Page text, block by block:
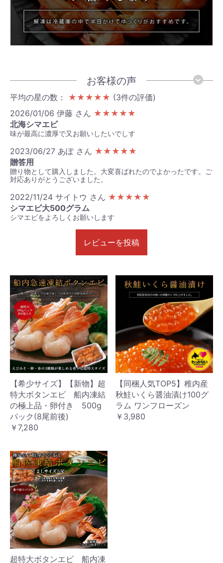
お客様の声
平均の星の数： ★★★★★ (3件の評価)
2026/01/06 伊藤 さん ★★★★★
北海シマエビ
味が最高に濃厚で又お願いしたいでしす
2023/06/27 あぽ さん ★★★★★
贈答用
贈り物として購入しました。大変喜ばれたのでよかったです。ご
対応ありがとうございました。
2022/11/24 サイトウ さん ★★★★★
シマエビ大500グラム
シマエビをよろしくお願いします
レビューを投稿
【希少サイズ】【新物】超
特大ボタンエビ 船内凍結
の極上品・卵付き 500g
パック(8尾前後)
￥7,280
【同梱人気TOP5】稚内産
秋鮭いくら醤油漬け100グ
ラム ワンフローズン
￥3,980
超特大ボタンエビ 船内凍